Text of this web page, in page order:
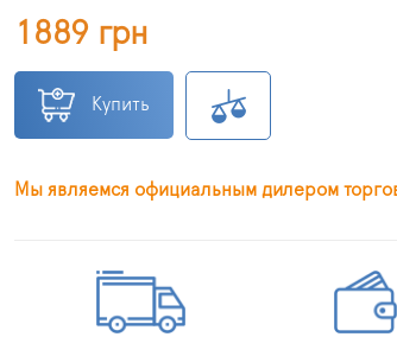
1889 грн
Купить
Мы являемся официальным дилером